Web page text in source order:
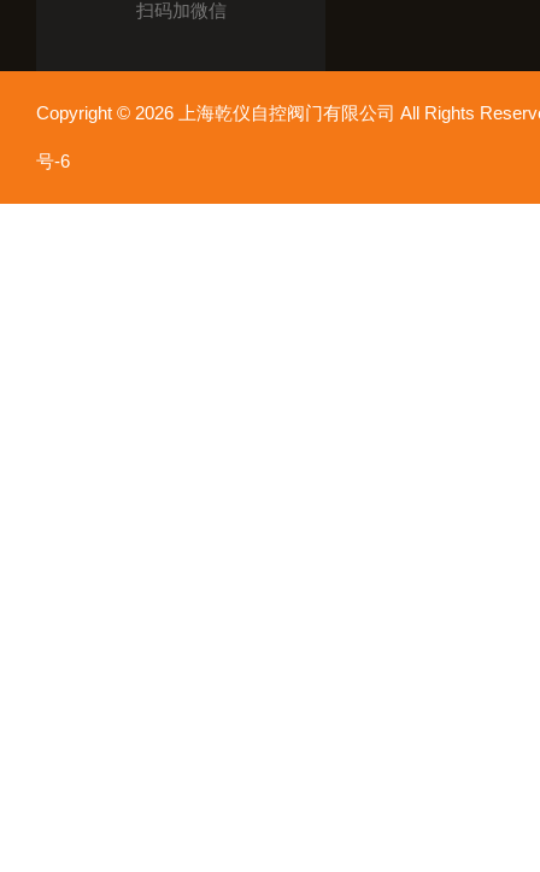
扫码加微信
Copyright © 2026 上海乾仪自控阀门有限公司 All Rights
号-6